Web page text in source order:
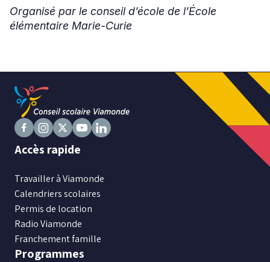
RECHERCHER
Organisé par le conseil d’école de l’École
élémentaire Marie-Curie
Suivez
sur
Suivez
sur
Suivez
nous
sur
Suivez
sur
Accès rapide
Travailler à Viamonde
Calendriers scolaires
Permis de location
Radio Viamonde
Franchement famille
Programmes